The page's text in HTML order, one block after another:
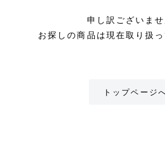
申し訳ございませ
お探しの商品は現在取り扱っ
トップページ